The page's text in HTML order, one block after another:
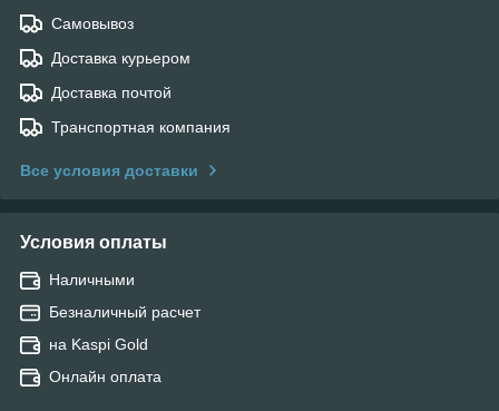
Самовывоз
Доставка курьером
Доставка почтой
Транспортная компания
Все условия доставки
Условия оплаты
Наличными
Безналичный расчет
на Kaspi Gold
Онлайн оплата